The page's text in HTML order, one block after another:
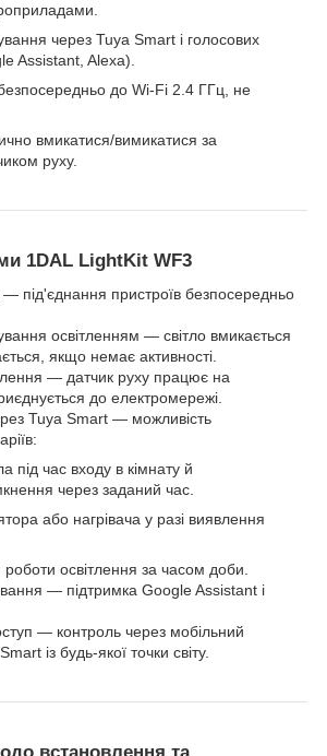
через Tuya Smart і голосових
Assistant, Alexa).
до Wi-Fi 2.4 ГГц, не
вмикатися/вимикатися за
руху.
1DAL LightKit WF3
під'єднання пристроїв безпосередньо
освітленням — світло вмикається
якщо немає активності.
— датчик руху працює на
до електромережі.
Tuya Smart — можливість
під час входу в кімнату й
через заданий час.
або нагрівача у разі виявлення
освітлення за часом доби.
— підтримка Google Assistant і
— контроль через мобільний
із будь-якої точки світу.
встановлення та